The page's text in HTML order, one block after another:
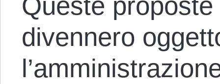
divennero